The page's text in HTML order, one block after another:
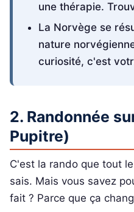
une thérapie.
La Norvège se
nature
curiosité, c'est
2. Randonnée
Pupitre)
C'est la rando que tout
sais. Mais vous savez
fait ? Parce que ça